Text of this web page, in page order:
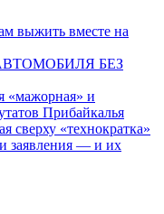
выжить вместе на
БЕЗ
«мажорная» и
Прибайкалья
сверху «технократка»
и заявления — и их